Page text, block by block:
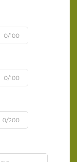
0/100
0/100
0/200